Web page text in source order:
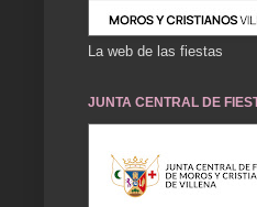
La web de las fiestas
JUNTA CENTRAL DE